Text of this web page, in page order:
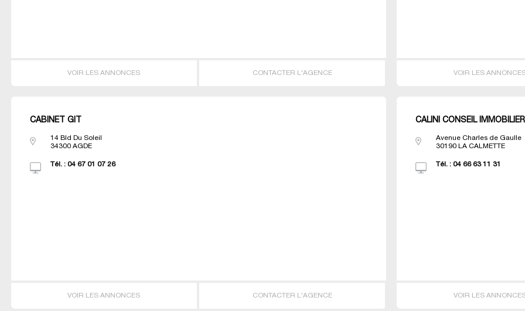
VOIR LES ANNONCES CONTACTER L'AGENCE VOIR LES
CABINET GIT
14 Bld Du Soleil
34300 AGDE
Tél. : 04 67 01 07 26
VOIR LES ANNONCES CONTACTER L'AGENCE
CALINI CONSEIL IMMOBILIER
Avenue Charles de Gaulle
30190
LA CALMETTE
Tél. :04 66 63 11 31
VOIR LES